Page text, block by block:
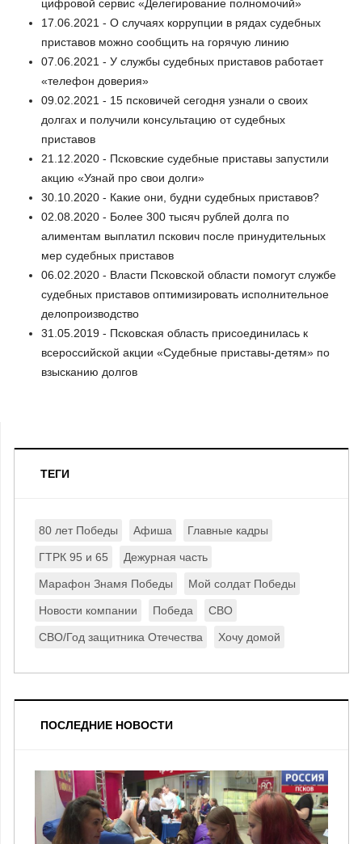
цифровой сервис «Делегирование полномочий»
17.06.2021 - О случаях коррупции в рядах судебных
приставов можно сообщить на горячую линию
07.06.2021 - У службы судебных приставов работает
«телефон доверия»
09.02.2021 - 15 псковичей сегодня узнали о своих
долгах и получили консультацию от судебных
приставов
21.12.2020 - Псковские судебные приставы запустили
акцию «Узнай про свои долги»
30.10.2020 - Какие они, будни судебных приставов?
02.08.2020 - Более 300 тысяч рублей долга по
алиментам выплатил пскович после принудительных
мер судебных приставов
06.02.2020 - Власти Псковской области помогут службе
судебных приставов оптимизировать исполнительное
делопроизводство
31.05.2019 - Псковская область присоединилась к
всероссийской акции «Судебные приставы-детям» по
взысканию долгов
ТЕГИ
80 лет Победы Афиша Главные кадры
ГТРК 95 и 65 Дежурная часть
Марафон Знамя Победы Мой солдат Победы
Новости компании Победа СВО
СВО/Год защитника Отечества Хочу домой
ПОСЛЕДНИЕ НОВОСТИ